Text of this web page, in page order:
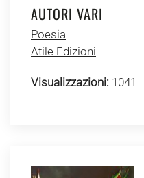
AUTORI VARI
Poesia
Atile Edizioni
Visualizzazioni: 1041